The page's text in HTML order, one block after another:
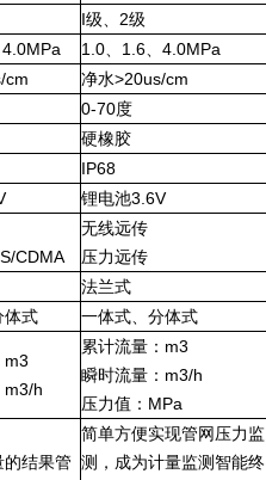
I级、2级
1.0、1.6、4.0MPa
cm 净水>20us/cm
0-70度
硬橡胶
IP68
锂电池3.6V
CDMA
无线远传
压力远传
法兰式
体式 一体式、分体式
m3
m3/h
累计流量：m3
瞬时流量：m3/h
压力值：MPa
结果管
简单方便实现管网压力监
测，成为计量监测智能终